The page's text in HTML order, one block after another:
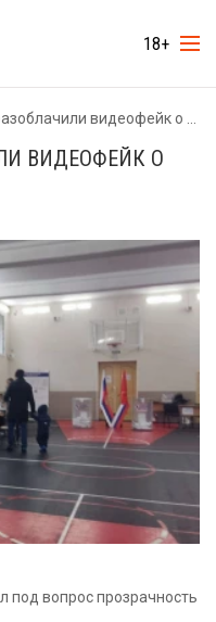
18+
видеофейк о выборах президента
ВИДЕОФЕЙК О
под вопрос прозрачность